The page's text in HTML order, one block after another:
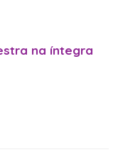
na íntegra